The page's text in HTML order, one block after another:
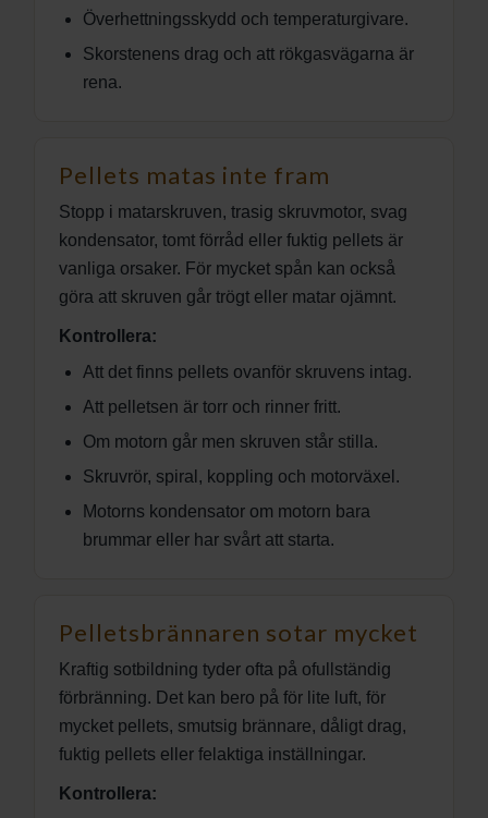
Överhettningsskydd och temperaturgivare.
Skorstenens drag och att rökgasvägarna är
rena.
Pellets matas inte fram
Stopp i matarskruven, trasig skruvmotor, svag
kondensator, tomt förråd eller fuktig pellets är
vanliga orsaker. För mycket spån kan också
göra att skruven går trögt eller matar ojämnt.
Kontrollera:
Att det finns pellets ovanför skruvens intag.
Att pelletsen är torr och rinner fritt.
Om motorn går men skruven står stilla.
Skruvrör, spiral, koppling och motorväxel.
Motorns kondensator om motorn bara
brummar eller har svårt att starta.
Pelletsbrännaren sotar mycket
Kraftig sotbildning tyder ofta på ofullständig
förbränning. Det kan bero på för lite luft, för
mycket pellets, smutsig brännare, dåligt drag,
fuktig pellets eller felaktiga inställningar.
Kontrollera: